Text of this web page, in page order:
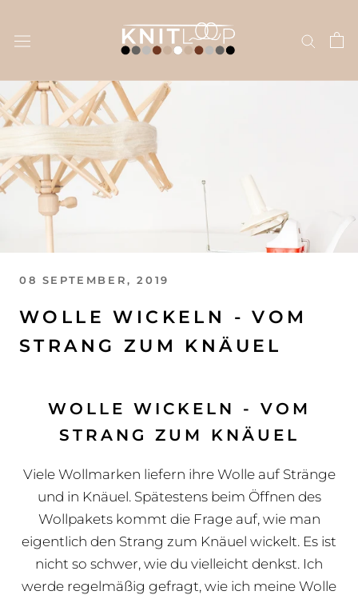
zum
08 SEPTEMBER, 2019
WOLLE WICKELN - VOM
STRANG ZUM KNÄUEL
WOLLE WICKELN - VOM
STRANG ZUM KNÄUEL
Viele Wollmarken liefern ihre Wolle auf Stränge
und in Knäuel. Spätestens beim Öffnen des
Wollpakets kommt die Frage auf, wie man
eigentlich den Strang zum Knäuel wickelt. Es ist
nicht so schwer, wie du vielleicht denkst. Ich
werde regelmäßig gefragt, wie ich meine Wolle